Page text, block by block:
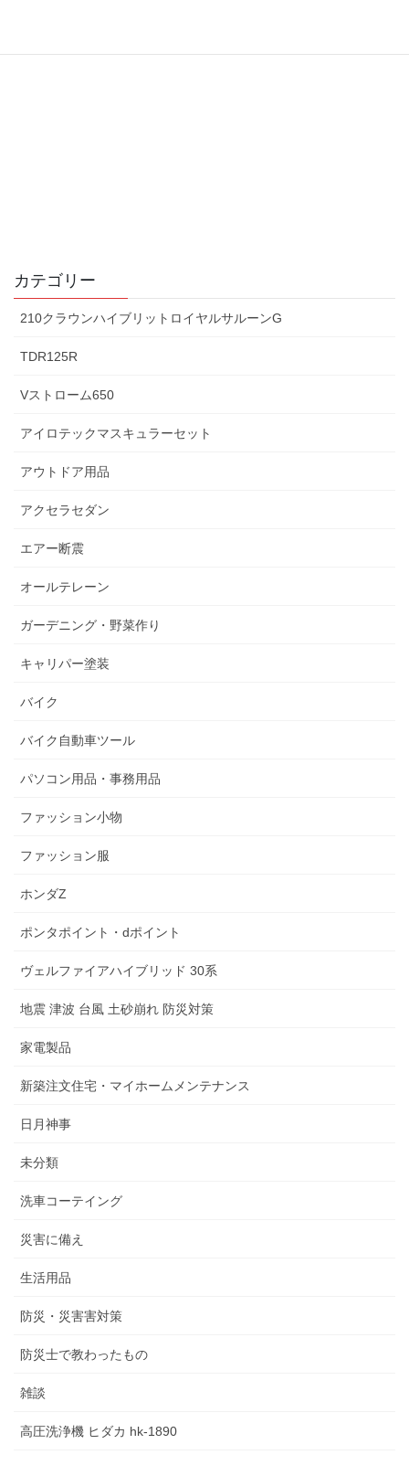
カテゴリー
210クラウンハイブリットロイヤルサルーンG
TDR125R
Vストローム650
アイロテックマスキュラーセット
アウトドア用品
アクセラセダン
エアー断震
オールテレーン
ガーデニング・野菜作り
キャリパー塗装
バイク
バイク自動車ツール
パソコン用品・事務用品
ファッション小物
ファッション服
ホンダZ
ポンタポイント・dポイント
ヴェルファイアハイブリッド 30系
地震 津波 台風 土砂崩れ 防災対策
家電製品
新築注文住宅・マイホームメンテナンス
日月神事
未分類
洗車コーテイング
災害に備え
生活用品
防災・災害害対策
防災士で教わったもの
雑談
高圧洗浄機 ヒダカ hk-1890